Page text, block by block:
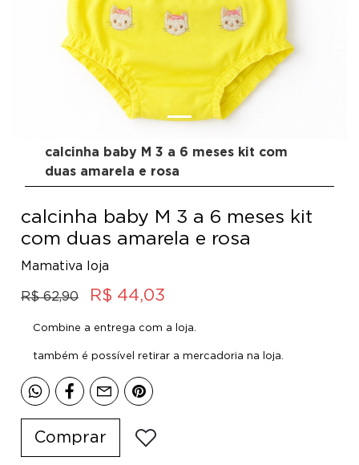
calcinha baby M 3 a 6 meses kit com
duas amarela e rosa
calcinha baby M 3 a 6 meses kit
com duas amarela e rosa
Mamativa loja
R$ 62,90 R$ 44,03
Combine a entrega com a loja.
também é possível retirar a mercadoria na loja.
Comprar